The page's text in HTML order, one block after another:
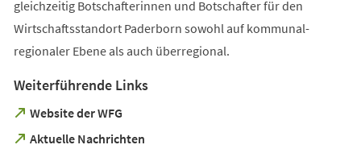
gleichzeitig Botschafterinnen und Botschafter für den
Wirtschaftsstandort Paderborn sowohl auf kommunal-
regionaler Ebene als auch überregional.
Weiterführende Links
Website der WFG
(Öffnet
einemAktuelle Nachrichten
(Öffnet